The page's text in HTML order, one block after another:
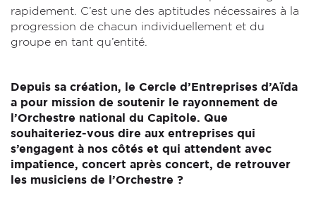
rapidement. C’est une des aptitudes nécessaires à la
progression de chacun individuellement et du
groupe en tant qu’entité.
Depuis sa création, le Cercle d’Entreprises d’Aïda
a pour mission de soutenir le rayonnement de
l’Orchestre national du Capitole. Que
souhaiteriez-vous dire aux entreprises qui
s’engagent à nos côtés et qui attendent avec
impatience, concert après concert, de retrouver
les musiciens de l’Orchestre ?